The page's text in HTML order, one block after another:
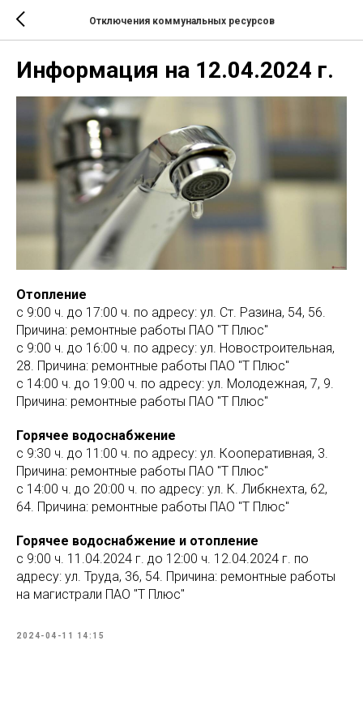
Отключения коммунальных ресурсов
Информация на 12.04.2024 г.
Отопление
с 9:00 ч. до 17:00 ч. по адресу: ул. Ст. Разина, 54, 56.
Причина: ремонтные работы ПАО "Т Плюс"
с 9:00 ч. до 16:00 ч. по адресу: ул. Новостроительная,
28. Причина: ремонтные работы ПАО "Т Плюс"
с 14:00 ч. до 19:00 ч. по адресу: ул. Молодежная, 7, 9.
Причина: ремонтные работы ПАО "Т Плюс"
Горячее водоснабжение
с 9:30 ч. до 11:00 ч. по адресу: ул. Кооперативная, 3.
Причина: ремонтные работы ПАО "Т Плюс"
с 14:00 ч. до 20:00 ч. по адресу: ул. К. Либкнехта, 62,
64. Причина: ремонтные работы ПАО "Т Плюс"
Горячее водоснабжение и отопление
с 9:00 ч. 11.04.2024 г. до 12:00 ч. 12.04.2024 г. по
адресу: ул. Труда, 36, 54. Причина: ремонтные работы
на магистрали ПАО "Т Плюс"
2024-04-11 14:15